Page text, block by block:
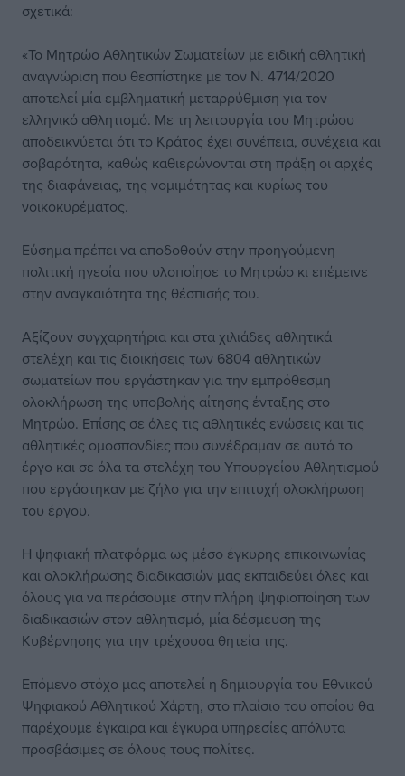
σχετικά:
«Το Μητρώο Αθλητικών Σωματείων με ειδική αθλητική
αναγνώριση που θεσπίστηκε με τον Ν. 4714/2020
αποτελεί μία εμβληματική μεταρρύθμιση για τον
ελληνικό αθλητισμό. Με τη λειτουργία του Μητρώου
αποδεικνύεται ότι το Κράτος έχει συνέπεια, συνέχεια και
σοβαρότητα, καθώς καθιερώνονται στη πράξη οι αρχές
της διαφάνειας, της νομιμότητας και κυρίως του
νοικοκυρέματος.
Εύσημα πρέπει να αποδοθούν στην προηγούμενη
πολιτική ηγεσία που υλοποίησε το Μητρώο κι επέμεινε
στην αναγκαιότητα της θέσπισής του.
Αξίζουν συγχαρητήρια και στα χιλιάδες αθλητικά
στελέχη και τις διοικήσεις των 6804 αθλητικών
σωματείων που εργάστηκαν για την εμπρόθεσμη
ολοκλήρωση της υποβολής αίτησης ένταξης στο
Μητρώο. Επίσης σε όλες τις αθλητικές ενώσεις και τις
αθλητικές ομοσπονδίες που συνέδραμαν σε αυτό το
έργο και σε όλα τα στελέχη του Υπουργείου Αθλητισμού
που εργάστηκαν με ζήλο για την επιτυχή ολοκλήρωση
του έργου.
Η ψηφιακή πλατφόρμα ως μέσο έγκυρης επικοινωνίας
και ολοκλήρωσης διαδικασιών μας εκπαιδεύει όλες και
όλους για να περάσουμε στην πλήρη ψηφιοποίηση των
διαδικασιών στον αθλητισμό, μία δέσμευση της
Κυβέρνησης για την τρέχουσα θητεία της.
Επόμενο στόχο μας αποτελεί η δημιουργία του Εθνικού
Ψηφιακού Αθλητικού Χάρτη, στο πλαίσιο του οποίου θα
παρέχουμε έγκαιρα και έγκυρα υπηρεσίες απόλυτα
προσβάσιμες σε όλους τους πολίτες.